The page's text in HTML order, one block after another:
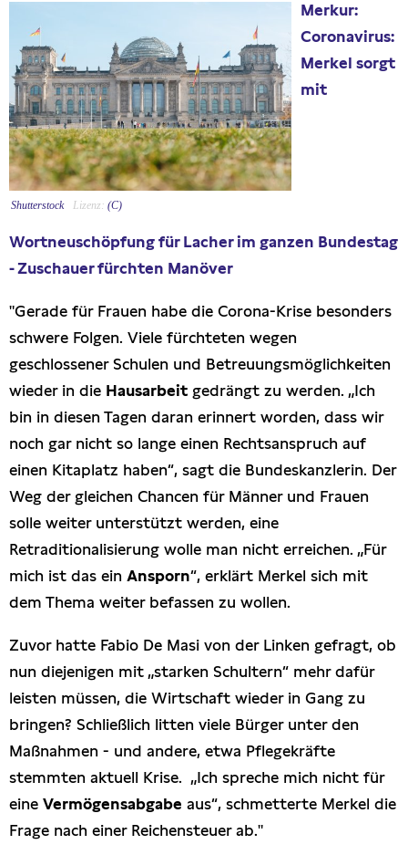
Anfragen (Archivseite)
Shutterstock (C)
Merkur:
Coronavirus:
Merkel sorgt
mit
Wortneuschöpfung für Lacher im ganzen Bundestag
- Zuschauer fürchten Manöver
"Gerade für Frauen habe die Corona-Krise besonders
schwere Folgen. Viele fürchteten wegen
geschlossener Schulen und Betreuungsmöglichkeiten
wieder in die Hausarbeit gedrängt zu werden. „Ich
bin in diesen Tagen daran erinnert worden, dass wir
noch gar nicht so lange einen Rechtsanspruch auf
einen Kitaplatz haben“, sagt die Bundeskanzlerin. Der
Weg der gleichen Chancen für Männer und Frauen
solle weiter unterstützt werden, eine
Retraditionalisierung wolle man nicht erreichen. „Für
mich ist das ein Ansporn“, erklärt Merkel sich mit
dem Thema weiter befassen zu wollen.
Zuvor hatte Fabio De Masi von der Linken gefragt, ob
nun diejenigen mit „starken Schultern“ mehr dafür
leisten müssen, die Wirtschaft wieder in Gang zu
bringen? Schließlich litten viele Bürger unter den
Maßnahmen - und andere, etwa Pflegekräfte
stemmten aktuell Krise. „Ich spreche mich nicht für
eine Vermögensabgabe aus“, schmetterte Merkel die
Frage nach einer Reichensteuer ab."